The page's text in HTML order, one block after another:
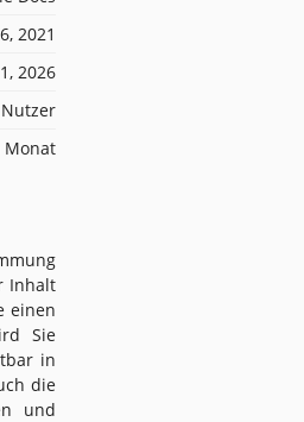
2021
2026
Monat
Inhalt
einen
Sie
in
die
und